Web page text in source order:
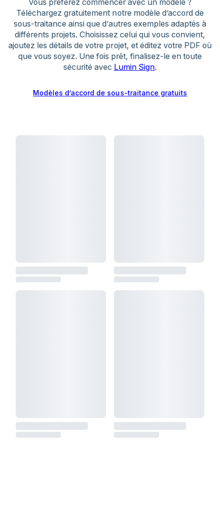
• Moins de chances d’obtenir de futurs contrats
• Atteinte à la réputation professionnelle
Pour réduire les risques, le sous-traitant doit
informer rapidement des retards et conserver
une traçabilité détaillée de ses travaux. Notre
équilibrés et clairs qui protègent les deux parties.
Téléchargez gratuitement notre modèle d’accord de
sous-traitance ainsi que d’autres exemples adaptés à
différents projets. Choisissez celui qui vous convient,
ajoutez les détails de votre projet, et éditez votre PDF où
que vous soyez. Une fois prêt, finalisez-le en toute
sécurité avec Lumin Sign.
Modèles d’accord de sous-traitance gratuits